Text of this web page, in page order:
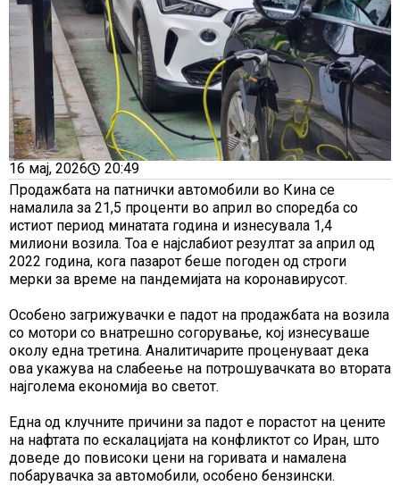
16 мај, 2026
20:49
Продажбата на патнички автомобили во Кина се
намалила за 21,5 проценти во април во споредба со
истиот период минатата година и изнесувала 1,4
милиони возила. Тоа е најслабиот резултат за април од
2022 година, кога пазарот беше погоден од строги
мерки за време на пандемијата на коронавирусот.
Особено загрижувачки е падот на продажбата на возила
со мотори со внатрешно согорување, кој изнесуваше
околу една третина. Аналитичарите проценуваат дека
ова укажува на слабеење на потрошувачката во втората
најголема економија во светот.
Една од клучните причини за падот е порастот на цените
на нафтата по ескалацијата на конфликтот со Иран, што
доведе до повисоки цени на горивата и намалена
побарувачка за автомобили, особено бензински.